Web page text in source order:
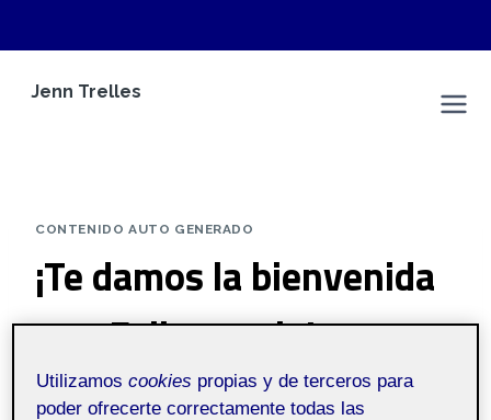
Jenn Trelles
CONTENIDO AUTO GENERADO
¡Te damos la bienvenida
a tu Folio propio!
Folio 8 septiembre, 2021
Utilizamoscookies propias y de terceros para
poder ofrecerte correctamente todas las